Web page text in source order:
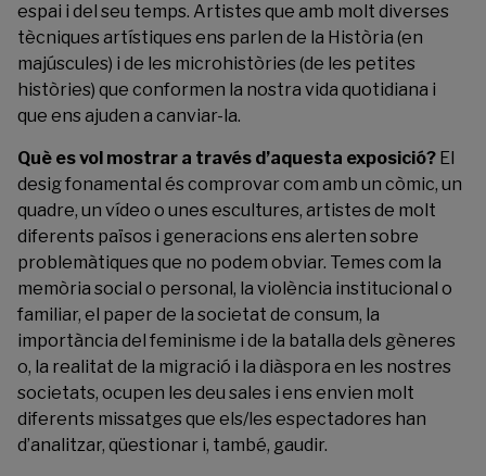
espai i del seu temps. Artistes que amb molt diverses
tècniques artístiques ens parlen de la Història (en
majúscules) i de les microhistòries (de les petites
històries) que conformen la nostra vida quotidiana i
que ens ajuden a canviar-la.
Què es vol mostrar a través d’aquesta exposició? El
desig fonamental és comprovar com amb un còmic, un
quadre, un vídeo o unes escultures, artistes de molt
diferents països i generacions ens alerten sobre
problemàtiques que no podem obviar. Temes com la
memòria social o personal, la violència institucional o
familiar, el paper de la societat de consum, la
importància del feminisme i de la batalla dels gèneres
o, la realitat de la migració i la diàspora en les nostres
societats, ocupen les deu sales i ens envien molt
diferents missatges que els/les espectadores han
d’analitzar, qüestionar i, també, gaudir.